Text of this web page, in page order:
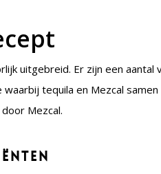
uitgebreid. Er zijn een aantal
tequila en Mezcal
Mezcal.